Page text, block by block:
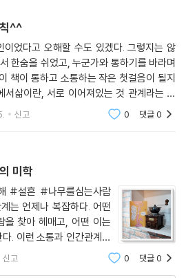
한번 나를 내쳤던 세상으로 나아가라고 말
법칙
분이 낮은 화가 최북과 어울려 지냈고, 홍
의 아버지였던 이명호와 친구로 지냈다. 3
를 처음 만나 손수 밥을 지어주며 대접했
자로 맞아 동료이자 친구로 일평생을 함께
지낸 안정복과 이익이 얼굴을 맞대고 이
없었다. 이들 모두는 세상을 바라보는 눈,
에서 서로 통하였기에 신분도, 나이도, 직업
수 있었다. 얼마큼의 재산을 가졌는지, 학문
기준을 넘어 벗으로 스승으로 인생의 동
라는 것을 서로 알아보았던 것이다. 진심
소통을 보여 준 것이다. 이들의 관계를 통해
주기를 바라는 게 아니라 진실한 누군가를
^^
이었다고 오해할 수도 있겠다. 그렇지는 않
한숨을 쉬었고, 누군가와 통하기를 바라며
책이 통하고 소통하는 작은 첫걸음이 될지
는 것 관계라는 것
이 중요하고,상대가 누구가 되던 간에통하
신고 0 댓글0
미학
을 찾아 헤매고, 어떤 이는
. 이런 소통과 인간관계의
로 ＜우린 제법 잘 통해＞
신고 0 댓글0